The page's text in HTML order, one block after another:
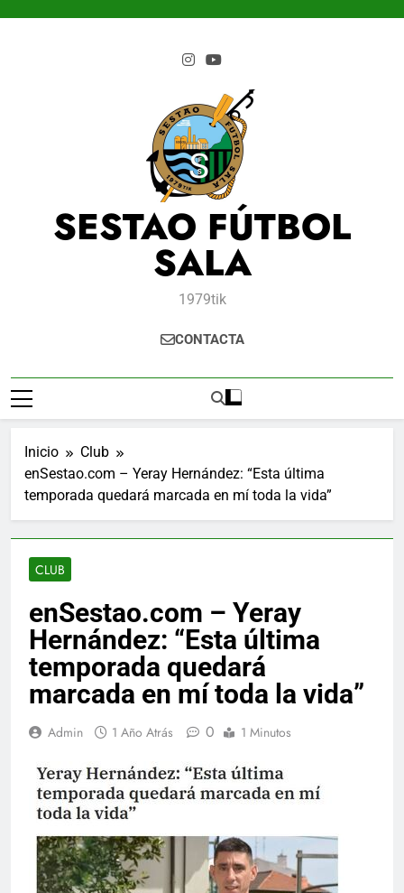
SESTAO FÚTBOL
SALA
1979tik
CONTACTA
Inicio
Club
enSestao.com – Yeray Hernández: “Esta última
temporada quedará marcada en mí toda la vida”
CLUB
enSestao.com – Yeray
Hernández: “Esta última
temporada quedará
marcada en mí toda la vida”
Admin 1 Año Atrás 0 1 Minutos